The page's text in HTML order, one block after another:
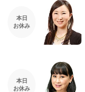
本日
お休み
本日
お休み